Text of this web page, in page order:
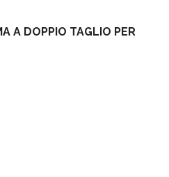
A DOPPIO TAGLIO PER